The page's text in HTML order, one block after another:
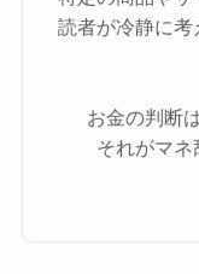
読者が冷静に
お金の判断
それがマネ